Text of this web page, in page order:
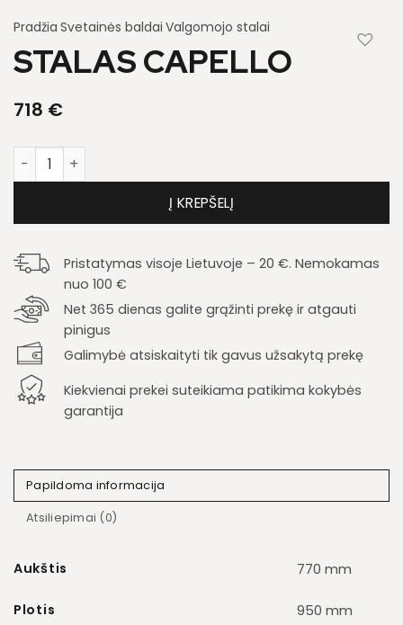
Pradžia Svetainės baldai Valgomojo stalai
STALAS CAPELLO
718 €
produkto kiekis: Stalas Capello
Į KREPŠELĮ
Pristatymas visoje Lietuvoje – 20 €. Nemokamas
nuo 100 €
Net 365 dienas galite grąžinti prekę ir atgauti
pinigus
Galimybė atsiskaityti tik gavus užsakytą prekę
Kiekvienai prekei suteikiama patikima kokybės
garantija
Papildoma informacija
Atsiliepimai (0)
Aukštis 770 mm
Plotis 950 mm